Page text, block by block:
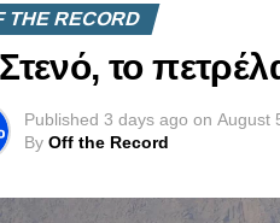
THE RECORD
το
Published 3 days ago on August
By Off the Record